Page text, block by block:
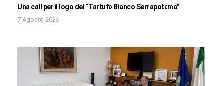
Una call per il logo del “Tartufo Bianco Serrapotamo”
7 Agosto 2026